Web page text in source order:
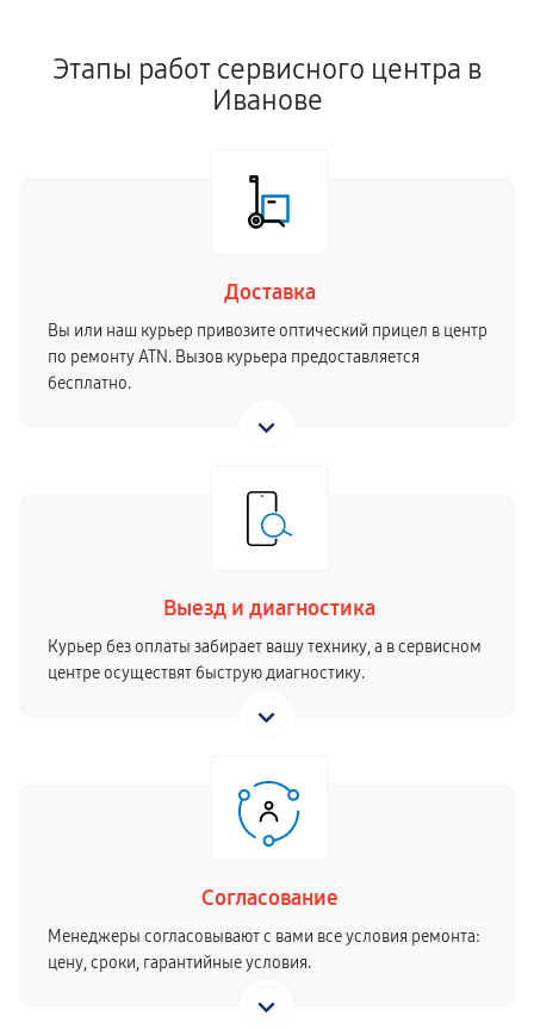
Этапы работ сервисного центра в
Иванове
Доставка
Вы или наш курьер привозите оптический прицел в центр
по ремонту ATN. Вызов курьера предоставляется
бесплатно.
Выезд и диагностика
Курьер без оплаты забирает вашу технику, а в сервисном
центре осуществят быструю диагностику.
Согласование
Менеджеры согласовывают с вами все условия ремонта:
цену, сроки, гарантийные условия.